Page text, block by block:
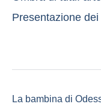
Presentazione
La bambina di